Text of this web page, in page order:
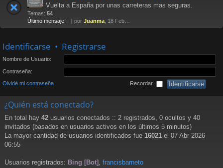
Vuelta a España por unas carreteras mas seguras.
Temas: 54
Último mensaje:
por Juanma , 18 Feb 2013 12:27
Identificarse • Registrarse
Nombre de Usuario:
Contraseña:
Olvidé mi contraseña Recordar
¿Quién está conectado?
En total hay 42 usuarios conectados :: 2 registrados, 0 ocultos y 40
invitados (basados en usuarios activos en los últimos 5 minutos)
La mayor cantidad de usuarios identificados fue 16021 el 07 Abr 2026
06:55
Usuarios registrados: Bing [Bot] , francisbarneto